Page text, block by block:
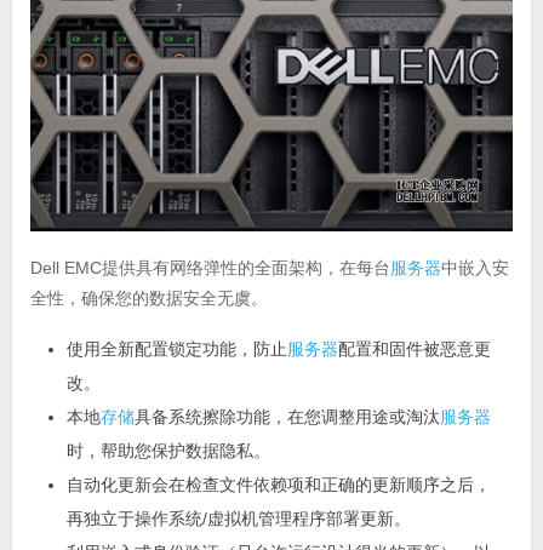
Dell EMC提供具有网络弹性的全面架构，在每台服务器中嵌入安
全性，确保您的数据安全无虞。
使用全新配置锁定功能，防止服务器配置和固件被恶意更
改。
本地存储具备系统擦除功能，在您调整用途或淘汰服务器
时，帮助您保护数据隐私。
自动化更新会在检查文件依赖项和正确的更新顺序之后，
再独立于操作系统/虚拟机管理程序部署更新。